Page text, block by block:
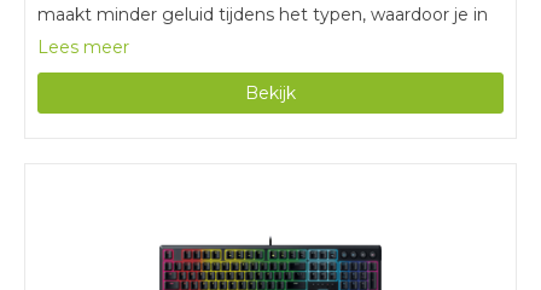
maakt minder geluid tijdens het typen, waardoor je in
alle rust gamet.Je muis staat dichter bij je toetsenbord,
toetsenbord heb je minder bewegingsvrijheid, omdat
je altijd vastzit aan een kabel.
Lees meer
Bekijk